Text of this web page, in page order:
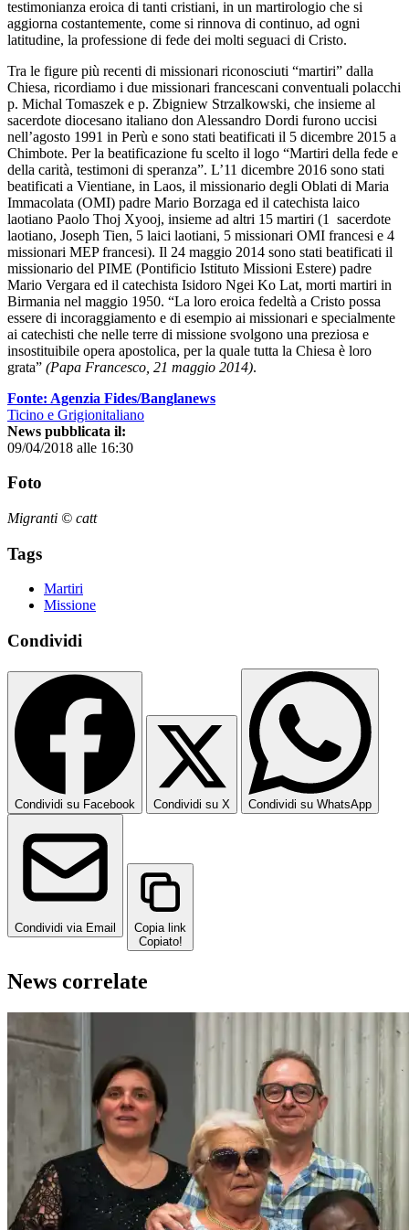
testimonianza eroica di tanti cristiani, in un martirologio che si
aggiorna costantemente, come si rinnova di continuo, ad ogni
latitudine, la professione di fede dei molti seguaci di Cristo.
Tra le figure più recenti di missionari riconosciuti “martiri” dalla
Chiesa, ricordiamo i due missionari francescani conventuali polacchi
p. Michal Tomaszek e p. Zbigniew Strzalkowski, che insieme al
sacerdote diocesano italiano don Alessandro Dordi furono uccisi
nell’agosto 1991 in Perù e sono stati beatificati il 5 dicembre 2015 a
Chimbote. Per la beatificazione fu scelto il logo “Martiri della fede e
della carità, testimoni di speranza”. L’11 dicembre 2016 sono stati
beatificati a Vientiane, in Laos, il missionario degli Oblati di Maria
Immacolata (OMI) padre Mario Borzaga ed il catechista laico
laotiano Paolo Thoj Xyooj, insieme ad altri 15 martiri (1 sacerdote
laotiano, Joseph Tien, 5 laici laotiani, 5 missionari OMI francesi e 4
missionari MEP francesi). Il 24 maggio 2014 sono stati beatificati il
missionario del PIME (Pontificio Istituto Missioni Estere) padre
Mario Vergara ed il catechista Isidoro Ngei Ko Lat, morti martiri in
Birmania nel maggio 1950. “La loro eroica fedeltà a Cristo possa
essere di incoraggiamento e di esempio ai missionari e specialmente
ai catechisti che nelle terre di missione svolgono una preziosa e
insostituibile opera apostolica, per la quale tutta la Chiesa è loro
grata” (Papa Francesco, 21 maggio 2014).
Fonte: Agenzia Fides/Banglanews
Ticino e Grigionitaliano
News pubblicata il:
09/04/2018 alle 16:30
Foto
Migranti © catt
Tags
Martiri
Missione
Condividi
Condividi su Facebook Condividi su X Condividi su WhatsApp
Condividi via Email
Copia link
Copiato!
News correlate